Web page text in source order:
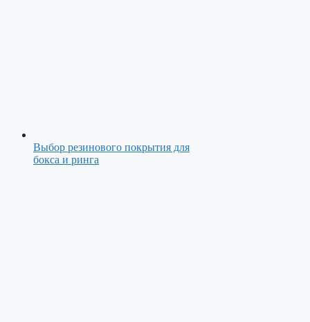
Выбор резинового покрытия для
бокса и ринга